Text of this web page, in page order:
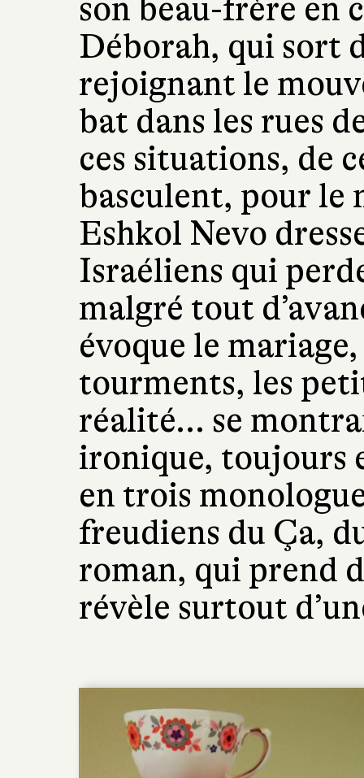
son beau-frère en
Déborah, qui sort
rejoignant le
bat dans les rues
ces situations, de
basculent, pour le
Eshkol Nevo
Israéliens qui
malgré tout
évoque le
tourments, les
réalité... se
ironique, toujours
en trois
freudiens du Ça,
roman, qui prend
révèle surtout